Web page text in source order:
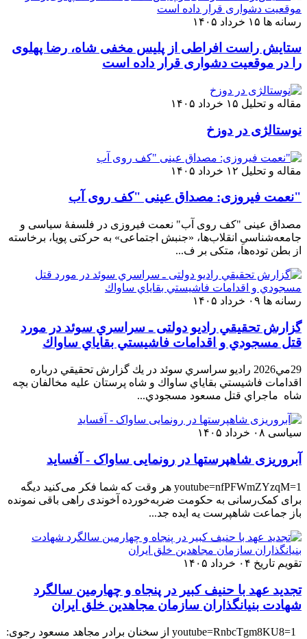
رسانه ها ۱۵ خرداد ۱۴۰۵
ستایش راست افراطی از پلیس مخفی شاه، رضا پهلوی
را در موقعیت دشواری قرار داده است
مقاله و تحلیل ۱۵ خرداد ۱۴۰۵
نوستالژی در دوزخ
مقاله و تحلیل ۱۲ خرداد ۱۴۰۵
"نعمت فیروزی: مصداق عینی "کف روی آب
مصداق عینی "کف روی آب" نعمت فیروزی در فلسفهٔ سیاسی و
جامعه‌شناسیِ انقلاب‌ها، «جنبش اجتماعی» به حرکتی پویا، برخاسته
از بطن توده‌ها، متکی بر ف...
رسانه ها ۰۹ خرداد ۱۴۰۵
گزارش تحقيقي رادیو دولتی ـ سراسري سوئد در مورد
قتل مسجودي و اقدامات فاشيستي بقاياي ساواك
29مي2026 راديو سراسري سوئد در يك گزارش تحقيقي درباره
اقدامات فاشيستي بقاياي ساواك و شاه پرستان عليه مخالفان بچه
شاه ماجراي قتل مسعود مسجودي...
سیاسی ۰۸ خرداد ۱۴۰۵
آبروریزی شاهپرستها در رونمایی ساواک - آفساید
youtube=nfPFWmZYzqM=1 هر وقت که شما فکر می‌کنید دیگه
برای کمک‌رسانی به حکومت ضربه‌خورده آخوندی راهی باقی نمونده
باز جماعت شاهپرست یه ایده جد...
تقویم تاريخ ۰۴ خرداد ۱۴۰۵
تجدید عهد با حنیف کبیر در پنجاه و چهارمین سالگرد
شهادت بنیانگذاران سازمان مجاهدین خلق ایران
youtube=RnbcTgm8KU8=1 از سخنان برادر مجاهد مسعود رجوی: